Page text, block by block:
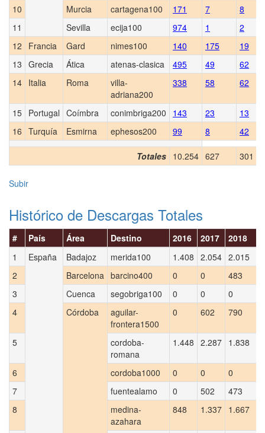
10
Murcia cartagena100 171 7
8
11
Sevilla ecija100 974 1
2
12
Francia Gard nimes100 140 175
19
13 Grecia Ática atenas-clasica 495 49
62
14 Italia Roma
villa-
adriana200
338 58 62
15 Portugal Coímbra conimbriga200 143 23
13
16 Turquía Esmirna ephesos200 99 8 42
Totales 10.254 627 301
Subir
Histórico de Descargas Totales
# País Área Destino 2016 2017 2018
1
España Badajoz merida100 1.408 2.054 2.015
2
Barcelona barcino400 0 0 483
3
Cuenca segobriga100 0 0 0
4
Córdoba
aguilar-
frontera1500
0 602 790
5
cordoba-
romana
1.448 2.287 1.838
6 cordoba1000 0 0 0
7
fuentealamo 0 502 473
8
medina-
azahara
848 1.337 1.667